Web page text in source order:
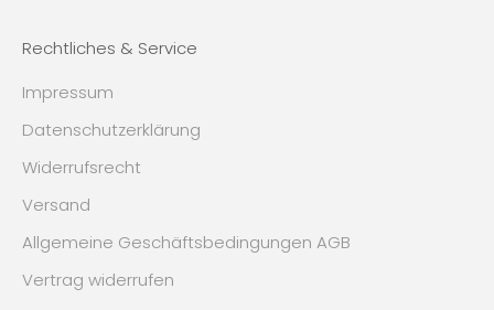
Rechtliches & Service
Impressum
Datenschutzerklärung
Widerrufsrecht
Versand
Allgemeine Geschäftsbedingungen AGB
Vertrag widerrufen